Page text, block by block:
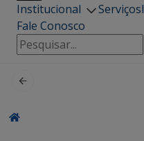
Institucional Serviços
Fale Conosco
Pesquisar
por: